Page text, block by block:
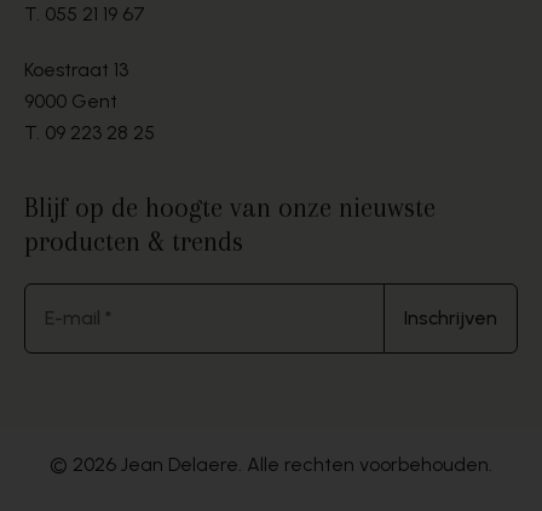
T. 055 21 19 67
Koestraat 13
9000 Gent
T. 09 223 28 25
Blijf op de hoogte van onze nieuwste
producten & trends
E-mail * Inschrijven
© 2026 Jean Delaere. Alle rechten voorbehouden.